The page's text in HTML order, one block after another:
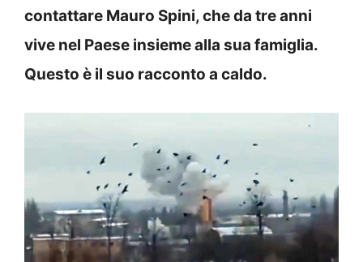
contattare Mauro Spini, che da tre anni
vive nel Paese insieme alla sua famiglia.
Questo è il suo racconto a caldo.